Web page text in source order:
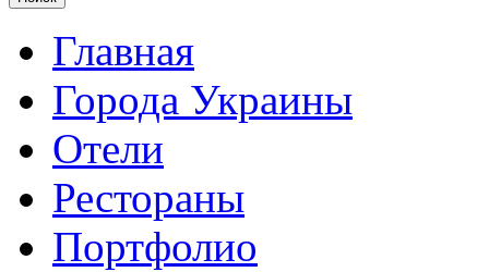
Главная
Города Украины
Отели
Рестораны
Портфолио